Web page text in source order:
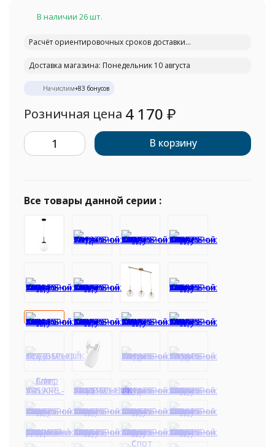
В наличии 26 шт.
Расчёт ориентировочных сроков доставки...
Доставка магазина: Понедельник 10 августа
Начислим+83 бонусов
Розничная цена 4 170 ₽
В корзину
Все товары данной серии :